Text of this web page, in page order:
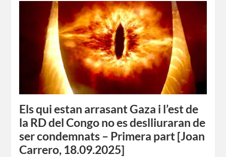
Els qui estan arrasant Gaza i l’est de
la RD del Congo no es deslliuraran de
ser condemnats – Primera part [Joan
Carrero, 18.09.2025]